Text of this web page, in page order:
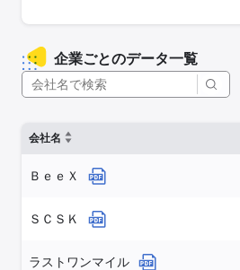
企業ごとのデータ一覧
会社名
ＢｅｅＸ
ＳＣＳＫ
ラストワンマイル